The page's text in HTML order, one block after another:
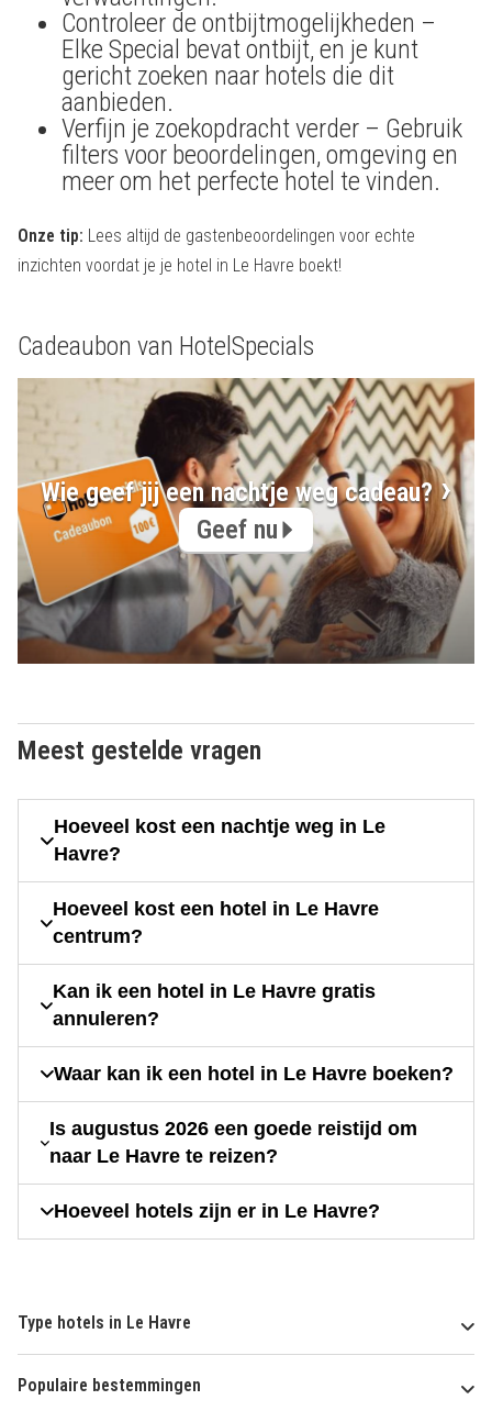
Controleer de ontbijtmogelijkheden –
Elke Special bevat ontbijt, en je kunt
gericht zoeken naar hotels die dit
aanbieden.
Verfijn je zoekopdracht verder – Gebruik
filters voor beoordelingen, omgeving en
meer om het perfecte hotel te vinden.
Onze tip: Lees altijd de gastenbeoordelingen voor echte
inzichten voordat je je hotel in Le Havre boekt!
Cadeaubon van HotelSpecials
Wie geef jij een nachtje weg cadeau?
Geef nu
Meest gestelde vragen
Hoeveel kost een nachtje weg in Le
Havre?
Hoeveel kost een hotel in Le Havre
centrum?
Kan ik een hotel in Le Havre gratis
annuleren?
Waar kan ik een hotel in Le Havre boeken?
Is augustus 2026 een goede reistijd om
naar Le Havre te reizen?
Hoeveel hotels zijn er in Le Havre?
Type hotels in Le Havre
Populaire bestemmingen